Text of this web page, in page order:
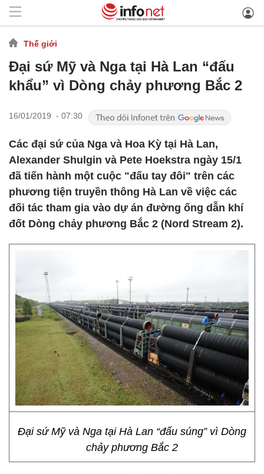
Thế giới
Đại sứ Mỹ và Nga tại Hà Lan “đấu
khẩu” vì Dòng chảy phương Bắc 2
16/01/2019 - 07:30
Các đại sứ của Nga và Hoa Kỳ tại Hà Lan,
Alexander Shulgin và Pete Hoekstra ngày 15/1
đã tiến hành một cuộc "đấu tay đôi" trên các
phương tiện truyền thông Hà Lan về việc các
đối tác tham gia vào dự án đường ống dẫn khí
đốt Dòng chảy phương Bắc 2 (Nord Stream 2).
Đại sứ Mỹ và Nga tại Hà Lan “đấu súng” vì Dòng
chảy phương Bắc 2